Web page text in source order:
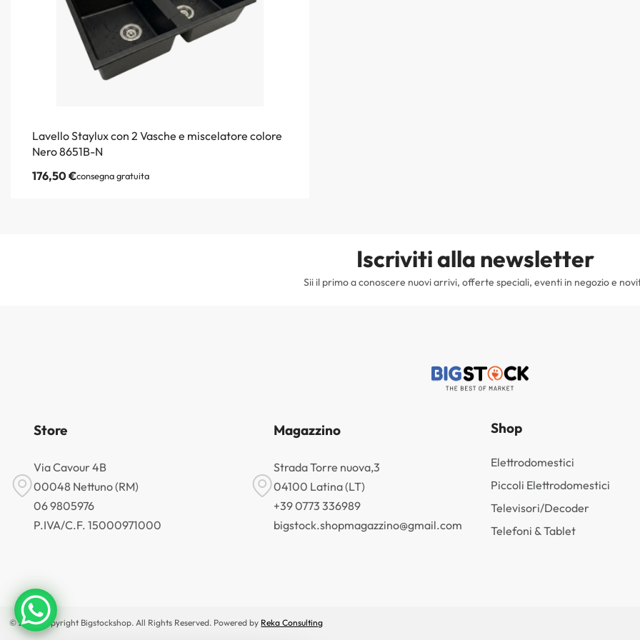
Lavello Staylux con 2 Vasche e miscelatore colore
Nero 8651B-N
176,50€consegna gratuita
Iscriviti alla newsletter
Sii il primo a conoscere nuovi arrivi, offerte speciali, eventi in negozio e
Store
Via Cavour 4B
00048 Nettuno (RM)
06 9805976
P.IVA/C.F. 15000971000
Magazzino
Strada Torre nuova,3
04100 Latina (LT)
+39 0773 336989
bigstock.shopmagazzino@gmail.com
Shop
Elettrodomestici
Piccoli Elettrodomestici
Televisori/Decoder
Telefoni & Tablet
© 2026 Copyright Bigstockshop. All Rights Reserved. Powered by Reka Consulting